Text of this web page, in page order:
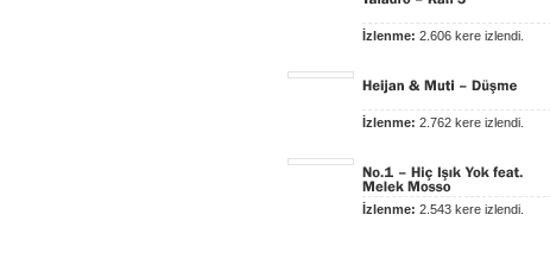
İzlenme: 2.606 kere izlendi.
İzlenme: 2.762 kere izlendi.
İzlenme: 2.543 kere izlendi.